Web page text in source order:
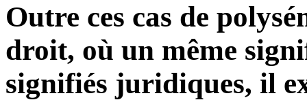
Outre ces cas de
droit, où un même
signifiés juridiques, il